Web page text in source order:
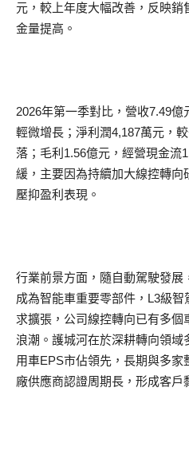
元，較上年度大幅改善，反映
金量提高。
2026年第一季對比，營收7.49
輕微增長；淨利潤4,187萬元，
落；毛利1.56億元，經營現金流
緩，主要因為持續加大線控轉向
壓抑盈利表現。
行業前景方面，隨自動駕駛發展
成為智能車重要零部件，L3級
求擴張，公司線控轉向已有多
浪潮。護城河在於深耕轉向領域
用車EPS市佔領先，長期與多
廠供應商認證周期長，形成客戶